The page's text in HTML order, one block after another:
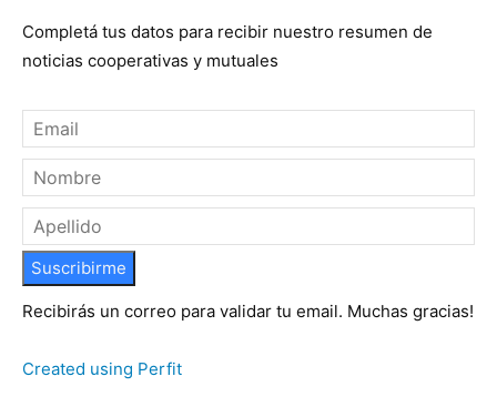
Completá tus datos para recibir nuestro resumen de
noticias cooperativas y mutuales
Suscribirme
Recibirás un correo para validar tu email. Muchas gracias!
Created using Perfit